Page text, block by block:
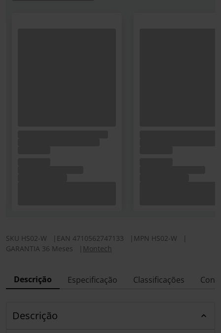
SKU HS02-W EAN 4710562747133 MPN HS02-W
GARANTIA 36 Meses
Montech
Descrição Especificação Classificações
Descrição